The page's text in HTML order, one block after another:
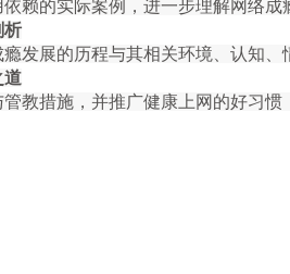
赖的实际案例，进一步理解网络成
析
发展的历程与其相关环境、认知、
道
教措施，并推广健康上网的好习